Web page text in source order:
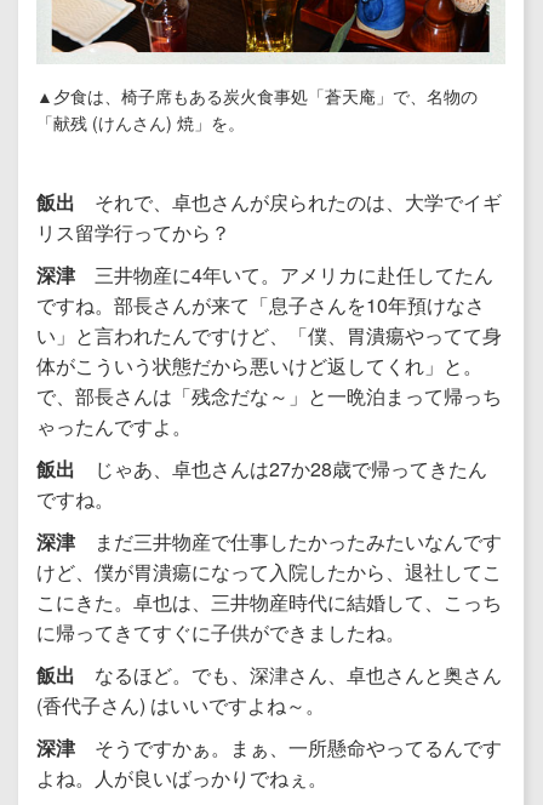
▲夕食は、椅子席もある炭火食事処「蒼天庵」で、名物の
「献残 (けんさん) 焼」を。
飯出 それで、卓也さんが戻られたのは、大学でイギ
リス留学行ってから？
深津 三井物産に4年いて。アメリカに赴任してたん
ですね。部長さんが来て「息子さんを10年預けなさ
い」と言われたんですけど、「僕、胃潰瘍やってて身
体がこういう状態だから悪いけど返してくれ」と。
で、部長さんは「残念だな～」と一晩泊まって帰っち
ゃったんですよ。
飯出
じゃあ、卓也さんは27か28歳で帰ってきたん
ですね。
深津
まだ三井物産で仕事したかったみたいなんです
けど、僕が胃潰瘍になって入院したから、退社してこ
こにきた。卓也は、三井物産時代に結婚して、こっち
に帰ってきてすぐに子供ができましたね。
飯出 なるほど。でも、深津さん、卓也さんと奥さん
(香代子さん) はいいですよね～。
深津 そうですかぁ。まぁ、一所懸命やってるんです
よね。人が良いばっかりでねぇ。